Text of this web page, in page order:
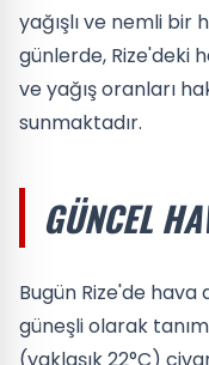
yağışlı ve nemli bir
günlerde, Rize'deki
ve yağış oranları
sunmaktadır.
GÜNCEL
Bugün Rize'de
güneşli olarak
(yaklaşık 22°C)